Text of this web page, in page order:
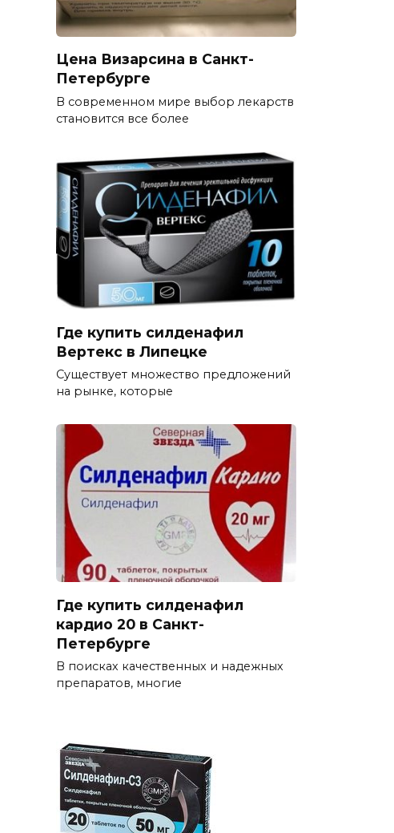
Цена Визарсина в Санкт-
Петербурге
В современном мире выбор лекарств
становится все более
Где купить силденафил
Вертекс в Липецке
Существует множество предложений
на рынке, которые
Где купить силденафил
кардио 20 в Санкт-
Петербурге
В поисках качественных и надежных
препаратов, многие